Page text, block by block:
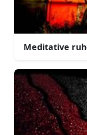
Meditative